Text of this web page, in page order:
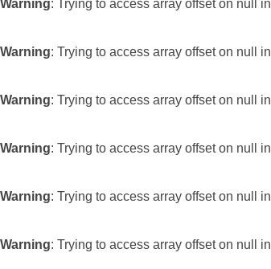
Warning: Trying to access array offset on null in
Warning: Trying to access array offset on null in
Warning: Trying to access array offset on null in
Warning: Trying to access array offset on null in
Warning: Trying to access array offset on null in
Warning: Trying to access array offset on null in